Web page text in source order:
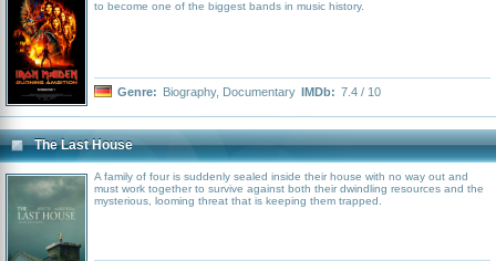
to become one of the biggest bands in music history.
Genre: Biography, Documentary IMDb: 7.4 / 10
The Last House
A family of four is suddenly sealed inside their house with no way out and
must work together to survive against both their dwindling resources and the
mysterious, looming threat that is keeping them trapped.